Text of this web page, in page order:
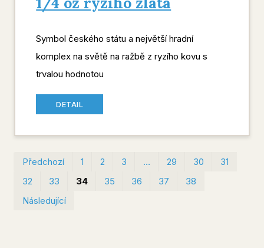
Symbol českého státu a největší hradní
komplex na světě na ražbě z ryzího kovu s
trvalou hodnotou
DETAIL
Předchozí 1 2 3 … 29 30
31
32
33 34 35 36 37
38
Následující